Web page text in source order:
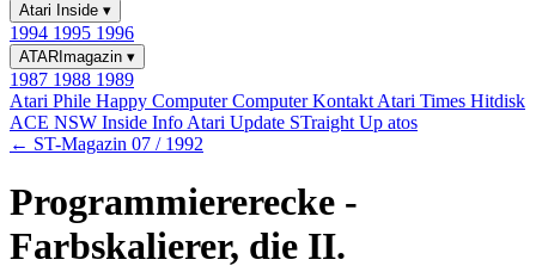
Atari Inside ▾
1994 1995 1996
ATARImagazin ▾
1987 1988 1989
Atari Phile Happy ComputerComputer Kontakt Atari Times Hitdisk
ACE NSW Inside Info Atari Update STraight Up atos
← ST-Magazin 07 / 1992
Programmiererecke -
Farbskalierer, die II.